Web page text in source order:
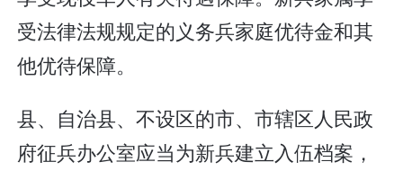
受法律法规规定的义务兵家庭优待金和其
他优待保障。
县、自治县、不设区的市、市辖区人民政
府征兵办公室应当为新兵建立入伍档案，